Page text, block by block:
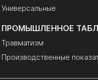
Универсальные
ПРОМЫШЛЕННОЕ
Травматизм
Производственные